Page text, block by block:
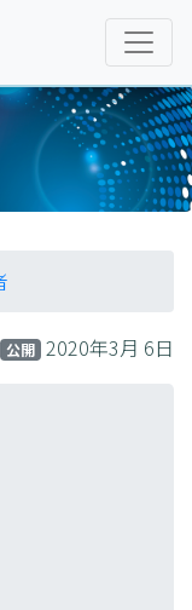
公開 2020年3月 6日